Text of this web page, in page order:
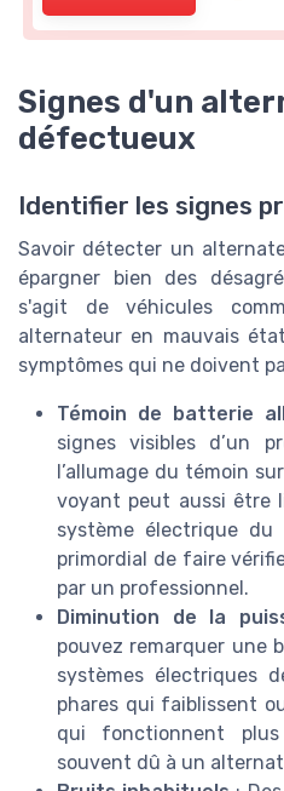
Signes d'un
défectueux
Identifier les signes
Savoir détecter un
épargner bien des
s'agit de véhicules
alternateur en mauvais
symptômes qui ne doivent
Témoin de batterie
signes visibles d’un
l’allumage du témoin
voyant peut aussi être
système électrique
primordial de faire
par un professionnel.
Diminution de la
pouvez remarquer une
systèmes électriques
phares qui faiblissent
qui fonctionnent
souvent dû à un